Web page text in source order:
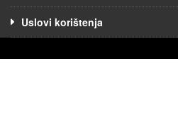
Uslovi korištenja